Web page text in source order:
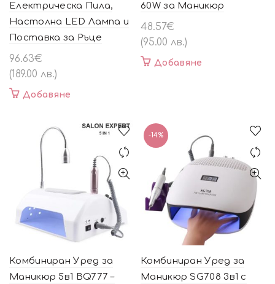
Електрическа Пила,
Настолна LED Лампа и
Поставка за Ръце
96.63€
(189.00 лв.)
Добавяне
60W за Маникюр
48.57€
(95.00 лв.)
Добавяне
Комбиниран Уред за
Маникюр 5в1 BQ777 –
-14%
Комбиниран Уред за
Маникюр SG708 3в1 с